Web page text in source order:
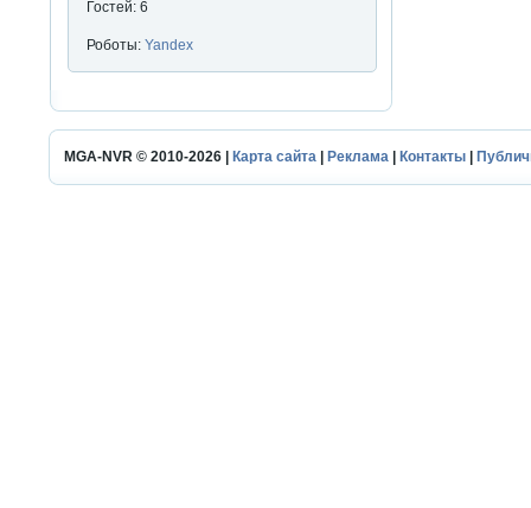
Гостей: 6
Роботы:Yandex
MGA-NVR © 2010-2026 | Карта сайта Реклама Контакты